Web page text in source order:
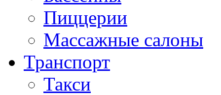
Пиццерии
Массажные салоны
Транспорт
Такси